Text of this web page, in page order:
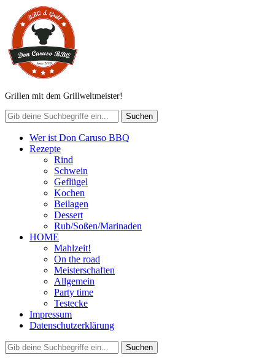
Grillen mit dem Grillweltmeister!
Wer ist Don Caruso BBQ
Rezepte
Rind
Schwein
Geflügel
Kochen
Beilagen
Dessert
Rub/Soßen/Marinaden
HOME
Mahlzeit!
On the road
Meisterschaften
Allgemein
Party time
Testecke
Impressum
Datenschutzerklärung